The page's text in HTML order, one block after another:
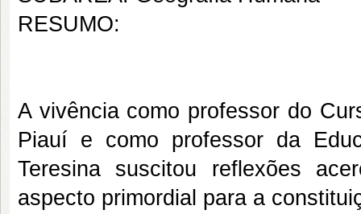
RESUMO:
A vivência como professor do
Piauí e como professor da
Teresina suscitou reflexões
aspecto primordial para a